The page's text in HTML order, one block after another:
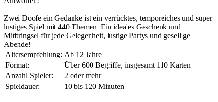
Zwei Doofe ein Gedanke ist ein verrücktes, temporeiches und super
lustiges Spiel mit 440 Themen. Ein ideales Geschenk und
Mitbringsel für jede Gelegenheit, lustige Partys und gesellige
Abende!
Altersempfehlung: Ab 12 Jahre
Format:
Über 600 Begriffe, insgesamt 110 Karten
Anzahl Spieler:
2 oder mehr
Spieldauer:
10 bis 120 Minuten